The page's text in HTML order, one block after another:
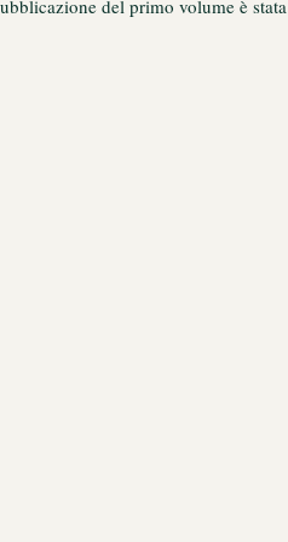
del primo volume è